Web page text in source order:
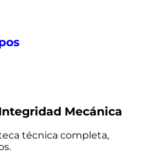
Mecánica
técnica completa,